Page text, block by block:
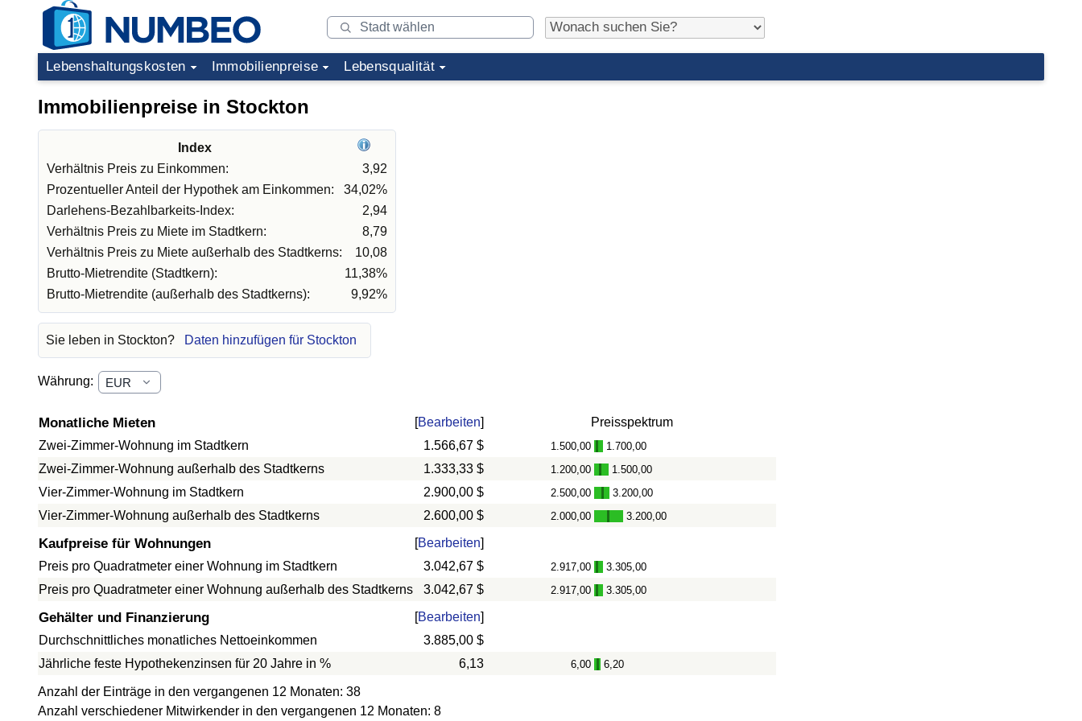
Lebenshaltungskosten Immobilienpreise Lebensqualität
Immobilienpreise in Stockton
Index
Verhältnis Preis zu Einkommen:
3,92
Prozentueller Anteil der Hypothek am Einkommen:
34,02%
Darlehens-Bezahlbarkeits-Index:
2,94
Verhältnis Preis zu Miete im Stadtkern:
8,79
Verhältnis Preis zu Miete außerhalb des Stadtkerns:
10,08
Brutto-Mietrendite (Stadtkern):
11,38%
Brutto-Mietrendite (außerhalb des Stadtkerns):
9,92%
Sie leben in Stockton? Daten hinzufügen für Stockton
Währung:
Monatliche Mieten [Bearbeiten]
Preisspektrum
Zwei-Zimmer-Wohnung im Stadtkern
1.566,67 $ 1.500,00 - 1.700,00
Zwei-Zimmer-Wohnung außerhalb des Stadtkerns 1.333,33 $ 1.200,00 - 1.500,00
Vier-Zimmer-Wohnung im Stadtkern 2.900,00 $ 2.500,00 - 3.200,00
Vier-Zimmer-Wohnung außerhalb des Stadtkerns 2.600,00 $ 2.000,00 - 3.200,00
Kaufpreise für Wohnungen [Bearbeiten]
Preis pro Quadratmeter einer Wohnung im Stadtkern
3.042,67 $ 2.917,00 - 3.305,00
Preis pro Quadratmeter einer Wohnung außerhalb des Stadtkerns 3.042,67 $ 2.917,00 - 3.305,00
Gehälter und Finanzierung [Bearbeiten]
Durchschnittliches monatliches Nettoeinkommen
3.885,00 $
Jährliche feste Hypothekenzinsen für 20 Jahre in %
6,13 6,00 - 6,20
Anzahl der Einträge in den vergangenen 12 Monaten: 38
Anzahl verschiedener Mitwirkender in den vergangenen 12 Monaten: 8